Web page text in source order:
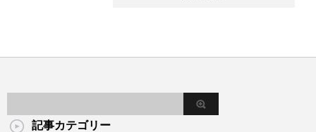
記事カテゴリー